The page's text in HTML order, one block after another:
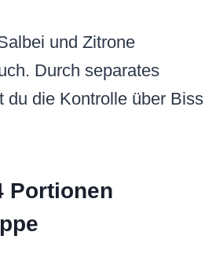
und Zitrone
Durch separates
du die Kontrolle über Biss
Portionen